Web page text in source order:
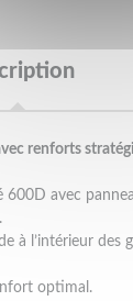
renforts
avec
à l’intérieur des
optimal.